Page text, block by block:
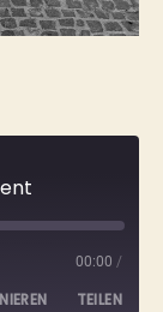
00:00 /
TEILEN